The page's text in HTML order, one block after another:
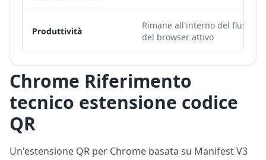
Produttività
Rimane all'interno del flusso
del browser attivo
Chrome Riferimento
tecnico estensione codice
QR
Un'estensione QR per Chrome basata su Manifest V3